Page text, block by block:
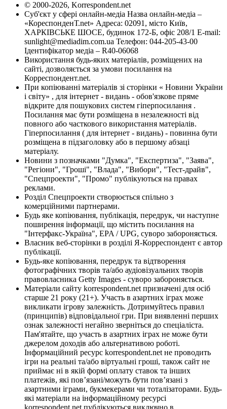
© 2000-2026, Korrespondent.net
Суб'єкт у сфері онлайн-медіа Назва онлайн-медіа –
«КореспонденТ.net» Адреса: 02091, місто Київ,
ХАРКІВСЬКЕ ШОСЕ, будинок 172-Б, офіс 208/1 E-mail:
sunlight@mediadim.com.ua Телефон: 044-205-43-00
Ідентифікатор медіа – R40-06068
Використання будь-яких матеріалів, розміщених на
сайті, дозволяється за умови посилання на
Корреспондент.net.
При копіюванні матеріалів зі сторінки « Новини України
і світу» , для інтернет - видань - обов'язкове пряме
відкрите для пошукових систем гіперпосилання .
Посилання має бути розміщена в незалежності від
повного або часткового використання матеріалів.
Гіперпосилання ( для інтернет - видань) - повинна бути
розміщена в підзаголовку або в першому абзаці
матеріалу.
Новини з позначками "Думка", "Експертиза", "Заява",
"Регіони", "Гроші", "Влада", "Вибори", "Тест-драйв",
"Спецпроекти", "Промо" публікуються на правах
реклами.
Розділ Спецпроекти створюється спільно з
комерційними партнерами.
Будь яке копіювання, публікація, передрук, чи наступне
поширення інформації, що містить посилання на
"Інтерфакс-Україна", EPA / UPG, суворо забороняється.
Власник веб-сторінки в розділі Я-Корреспондент є автор
публікації.
Будь-яке копіювання, передрук та відтворення
фотографічних творів та/або аудіовізуальних творів
правовласника Getty Images - суворо забороняється.
Матеріали сайту korrespondent.net призначені для осіб
старше 21 року (21+). Участь в азартних іграх може
викликати ігрову залежність. Дотримуйтесь правил
(принципів) відповідальної гри. При виявленні перших
ознак залежності негайно зверніться до спеціаліста.
Пам'ятайте, що участь в азартних іграх не може бути
джерелом доходів або альтернативою роботі.
Інформаційний ресурс korrespondent.net не проводить
ігри на реальні та/або віртуальні гроші, також сайт не
приймає ні в якій формі оплату ставок та інших
платежів, які пов’язані/можуть бути пов’язані з
азартними іграми, букмекерами чи тоталізаторами. Будь-
які матеріали на інформаційному ресурсі